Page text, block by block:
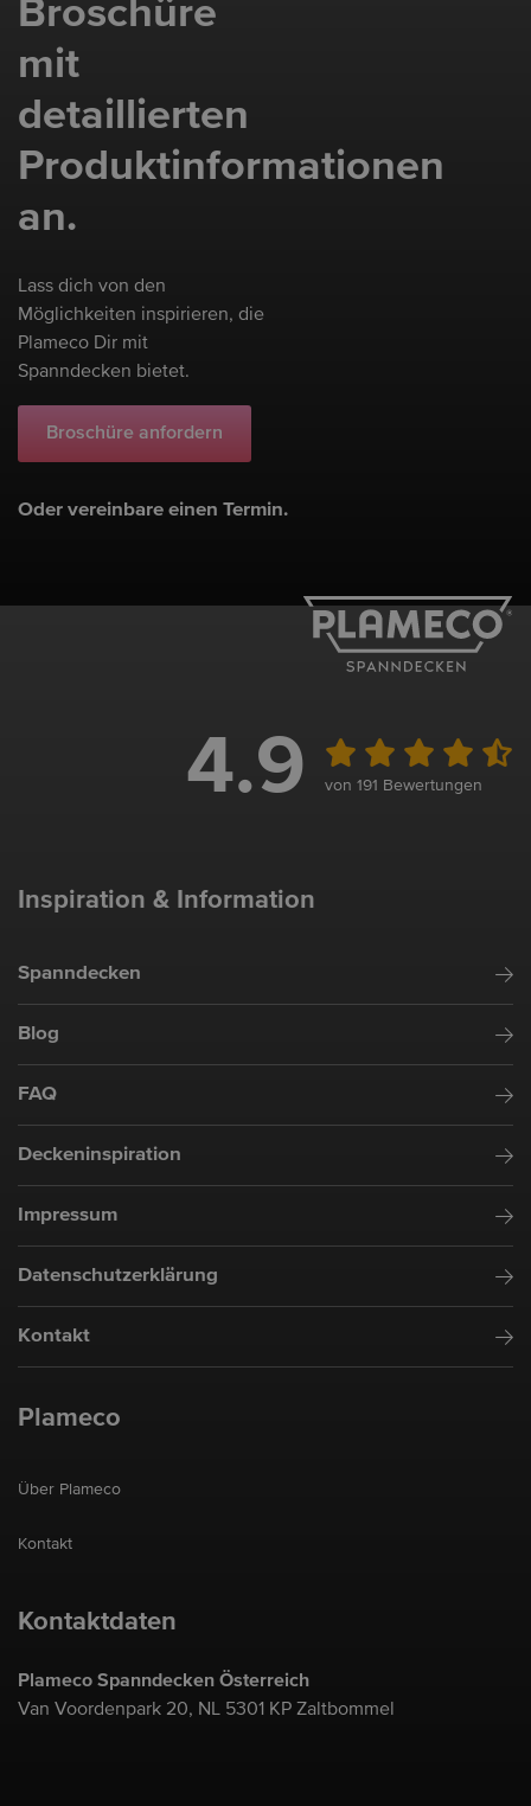
Broschüre
mit
detaillierten
Produktinformationen
an.
Lass dich von den
Möglichkeiten inspirieren, die
Plameco Dir mit
Spanndecken bietet.
Broschüre anfordern
Oder vereinbare einen Termin.
4.9 von 191 Bewertungen
Inspiration & Information
Spanndecken
Blog
FAQ
Deckeninspiration
Impressum
Datenschutzerklärung
Kontakt
Plameco
Über Plameco
Kontakt
Kontaktdaten
Plameco Spanndecken Österreich
Van Voordenpark 20, NL 5301 KP Zaltbommel